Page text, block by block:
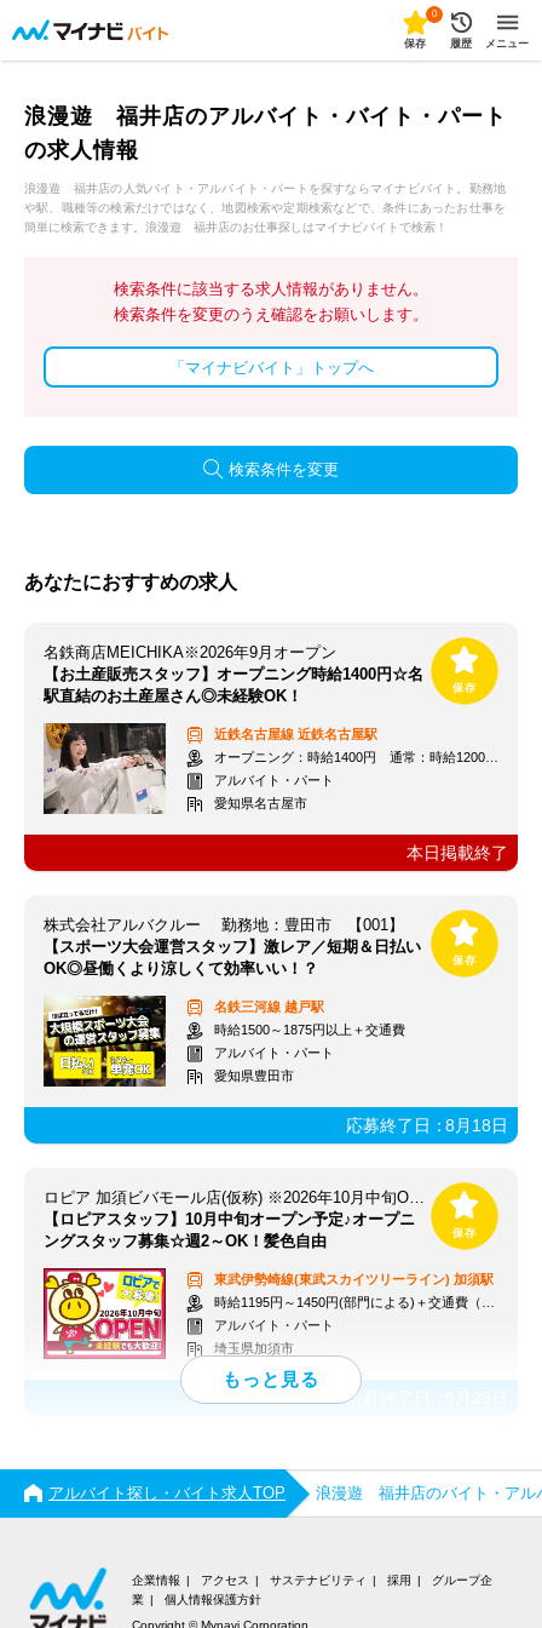
0
保存 履歴 メニュー
浪漫遊 福井店のアルバイト・バイト・パート
の求人情報
浪漫遊 福井店の人気バイト・アルバイト・パートを探すならマイナビバイト。勤務地
や駅、職種等の検索だけではなく、地図検索や定期検索などで、条件にあったお仕事を
簡単に検索できます。浪漫遊 福井店のお仕事探しはマイナビバイトで検索！
検索条件に該当する求人情報がありません。
検索条件を変更のうえ確認をお願いします。
「マイナビバイト」トップへ
検索条件を変更
あなたにおすすめの求人
名鉄商店MEICHIKA※2026年9月オープン
【お土産販売スタッフ】オープニング時給1400円☆名
駅直結のお土産屋さん◎未経験OK！
近鉄名古屋線 近鉄名古屋駅
オープニング：時給1400円 通常：時給1200円～＋交通費全額支給
アルバイト・パート
愛知県名古屋市
本日掲載終了
株式会社アルバクルー 勤務地：豊田市 【001】
【スポーツ大会運営スタッフ】激レア／短期＆日払い
OK◎昼働くより涼しくて効率いい！？
名鉄三河線 越戸駅
時給1500～1875円以上＋交通費
アルバイト・パート
愛知県豊田市
応募終了日：8月18日
ロピア 加須ビバモール店(仮称) ※2026年10月中旬OPEN予定
【ロピアスタッフ】10月中旬オープン予定♪オープニ
ングスタッフ募集☆週2～OK！髪色自由
東武伊勢崎線(東武スカイツリーライン) 加須駅
時給1195円～1450円(部門による)＋交通費（社内規定）
アルバイト・パート
埼玉県加須市
応募終了日：
アルバイト探し・バイト求人TOP 浪漫遊 福井店のバイト・アル
企業情報 アクセス サステナビリティ 採用
グループ企
業
個人情報保護方針
Copyright © Mynavi Corporation